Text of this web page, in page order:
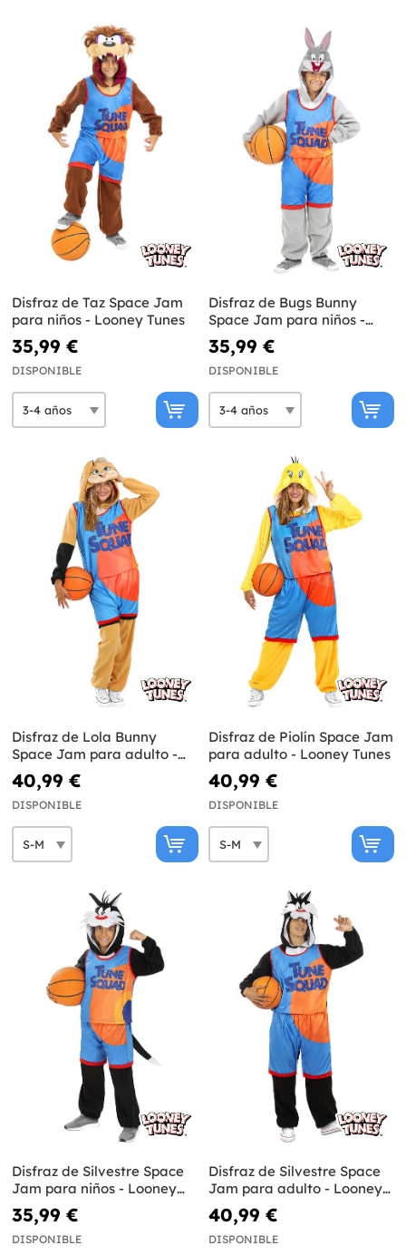
Disfraz de Taz Space Jam
para niños - Looney Tunes
35,99 €
DISPONIBLE
Disfraz de Bugs Bunny
Space Jam para niños -
Looney Tunes
35,99 €
DISPONIBLE
Disfraz de Lola Bunny
Space Jam para adulto -
Looney Tunes
40,99 €
DISPONIBLE
Disfraz de Piolín Space Jam
para adulto - Looney Tunes
40,99 €
DISPONIBLE
Disfraz de Silvestre Space
Jam para niños - Looney
Tunes
35,99 €
DISPONIBLE
Disfraz de Silvestre Space
Jam para adulto - Looney
Tunes
40,99 €
DISPONIBLE